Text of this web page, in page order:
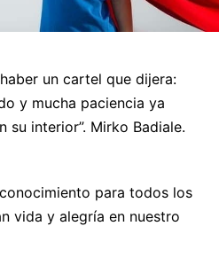
un cartel que dijera:
y mucha paciencia ya
su interior”. Mirko Badiale.
para todos los
vida y alegría en nuestro